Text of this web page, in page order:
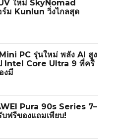
ใหม่ SkyNomad
ม Kunlun วิ่งไกลสุด
PC รุ่นใหม่ พลัง AI สูง
Intel Core Ultra 9 ที่ครี
งมี
Pura 90s Series 7–
ฟรีของแถมเพียบ!